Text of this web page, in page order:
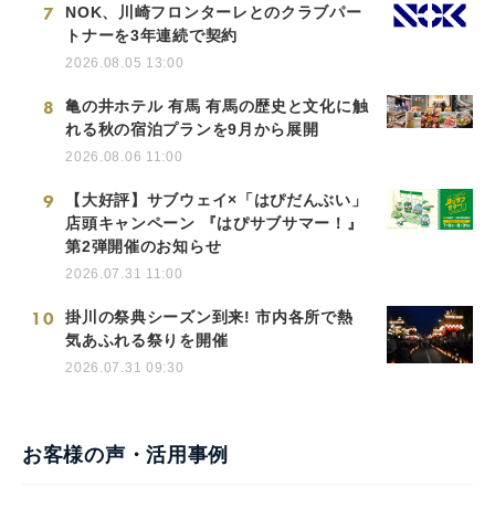
7
NOK、川崎フロンターレとのクラブパー
トナーを3年連続で契約
2026.08.05 13:00
8
亀の井ホテル 有馬 有馬の歴史と文化に触
れる秋の宿泊プランを9月から展開
2026.08.06 11:00
9
【大好評】サブウェイ×「はぴだんぶい」
店頭キャンペーン 『はぴサブサマー！』
第2弾開催のお知らせ
2026.07.31 11:00
10
掛川の祭典シーズン到来! 市内各所で熱
気あふれる祭りを開催
2026.07.31 09:30
お客様の声・活用事例